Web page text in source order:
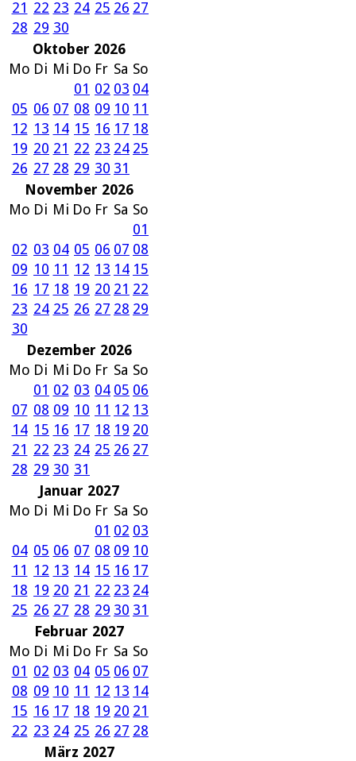
21 22 23 24 25 26 27
28 29 30
Oktober 2026
Mo Di Mi Do Fr Sa So
01 02 03 04
05 06 07 08 09 10 11
12 13 14 15 16 17 18
19 20 21 22 23 24 25
26 27 28 29 30 31
November 2026
Mo Di Mi Do Fr Sa So
01
02 03 04 05 06 07 08
09 10 11 12 13 14 15
16 17 18 19 20 21 22
23 24 25 26 27 28 29
30
Dezember 2026
Mo Di Mi Do Fr Sa So
01 02 03 04 05 06
07 08 09 10 11 12 13
14 15 16 17 18 19 20
21 22 23 24 25 26 27
28 29 30 31
Januar 2027
Mo Di Mi Do Fr Sa So
01 02 03
04 05 06 07 08 09 10
11 12 13 14 15 16 17
18 19 20 21 22 23 24
25 26 27 28 29 30 31
Februar 2027
Mo Di Mi Do Fr Sa So
01 02 03 04 05 06 07
08 09 10 11 12 13 14
15 16 17 18 19 20 21
22 23 24 25 26 27 28
März 2027